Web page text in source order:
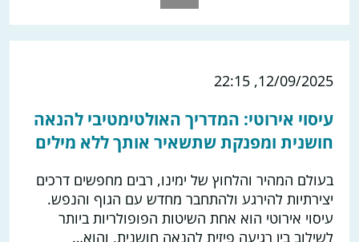
12/09/2025, 22:15
עיסוי אירוטי: המדריך האולטימטיבי להנאה
חושנית ומפנקת שתשאיר אותך ללא מילים
בעולם המהיר והלחוץ של ימינו, רבים מחפשים דרכים
יצירתיות להירגע ולהתחבר מחדש עם הגוף והנפש.
עיסוי אירוטי הוא אחת השיטות הפופולריות ביותר
לשילוב בין רגיעה פיזית להנאה חושנית, והוא…